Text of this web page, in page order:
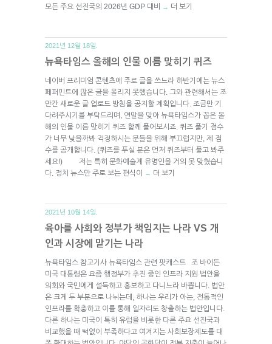
모든 주요 선진국의 2026년 GDP 대비
→ 더 보기
2021년 12월 18일.
뉴욕타임스 올해의 인물 이름 맞히기 퀴즈
네이버 프리미엄 콘텐츠에 주로 글을 쓰느라 하반기에는 뉴스
페퍼민트에 많은 글을 올리지 못했습니다. 그와 관련해서는 조
만간 새로운 글 업로드 방침을 공지할 계획입니다. 조금만 기
다려주시기를 부탁드리며, 연말을 맞아 뉴욕타임스가 꼽은 올
해의 인물 이름 맞히기 퀴즈 함께 풀어보시죠. 퀴즈 풀기 점수
가 너무 낮을까봐 걱정하시는 분들을 위해 부끄럽지만, 제 점
수를 공개합니다. (퀴즈를 푸실 분은 먼저 퀴즈부터 풀고 봐주
세요!) 저는 특히 문화예술계 유명인을 거의 못 맞혔습니
다. 정치 뉴스만 주로 보는 편식이
→ 더 보기
2021년 10월 14일.
육아를 사회와 정부가 책임지는 나라 VS 개
인과 시장에 맡기는 나라
뉴욕타임스 참고기사 뉴욕타임스 관련 팟캐스트 조 바이든
미국 대통령은 요즘 행정부가 추진 중인 인프라 지원 법안을
의회와 국민에게 설득하고 홍보하고 다니느라 바쁩니다. 법안
은 크게 두 부분으로 나뉘는데, 하나는 우리가 아는, 전통적인
인프라를 확충하고 이를 통해 일자리도 창출하는 법안입니다.
다른 하나는 미국이 특히 유럽을 비롯한 다른 주요 선진국과
비교했을 때 턱없이 부족하다고 여겨지는 사회보장제도를 대